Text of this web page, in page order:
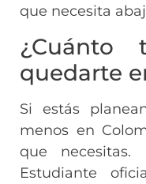
que necesita
¿Cuánto
quedarte
Si estás
menos en
que
Estudiante